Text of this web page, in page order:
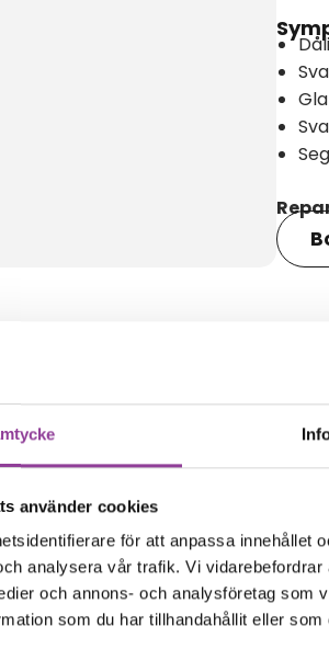
använder cookies
för att anpassa innehållet
analysera vår trafik. Vi
och annons- och analysföretag som
som du har tillhandahållit eller
samma modell